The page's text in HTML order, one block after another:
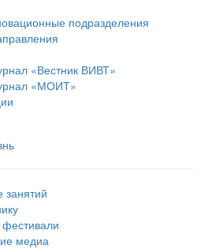
подразделения
«Вестник ВИВТ»
«МОИТ»
занятий
медиа